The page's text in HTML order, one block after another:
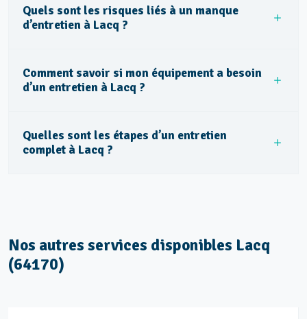
Quels sont les risques liés à un manque
d’entretien à Lacq ?
Comment savoir si mon équipement a besoin
d’un entretien à Lacq ?
Quelles sont les étapes d’un entretien
complet à Lacq ?
Nos autres services disponibles Lacq
(64170)